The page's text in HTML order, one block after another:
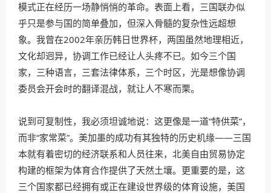
模式正在经历一场静悄悄的革命。表面上看，三国联办似
乎只是参与国的简单叠加，但深入骨髓的复杂性远超想
象。我曾在2002年亲历韩日世界杯，两国虽然地理相近，
文化却迥异，协调工作已经让人头疼不已。如今三个国
家，三种语言，三套法律体系，三个时区，光是想像协调
委员会开会时的翻译混战，就让人不寒而栗。
说到可复制性，我必须坦诚地说：这更像是一道“特供菜”，
而非“家常菜”。美加墨的成功有其独特的历史机缘——三国
本就有着密切的经济联系和人员往来，北美自由贸易协定
构建的框架为体育合作提供了天然土壤。更重要的是，这
三个国家都已经拥有或正在建设世界级的体育设施，美国